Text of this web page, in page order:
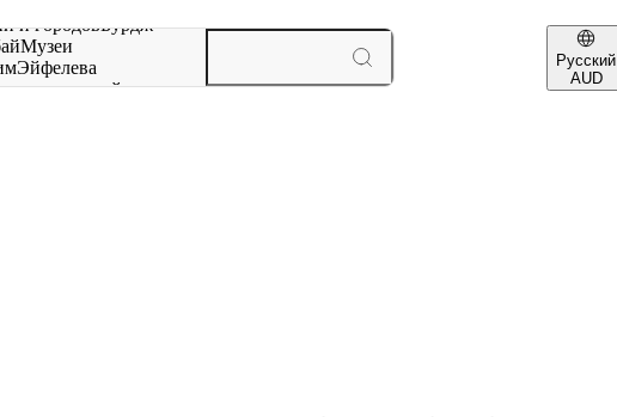
и городовБурдж-
Музеи
Эйфелева
мероприятий и
Русский
AUD